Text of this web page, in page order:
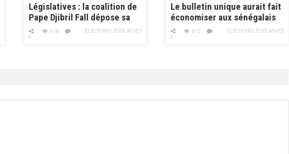
Législatives : la coalition de
Pape Djibril Fall dépose sa
liste de parrainage et sa
caution
ELECTIONS LÉGISLATIVES
918
0
Le bulletin unique aurait fait
économiser aux sénégalais
un milliard huit millions de
francs CFA
ELECTIONS LÉGISLATIVES
912
0